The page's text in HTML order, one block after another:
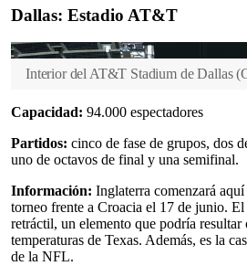
Dallas: Estadio AT&T
Interior del AT&T Stadium de Dallas (
Capacidad: 94.000 espectadores
Partidos: cinco de fase de grupos, dos
uno de octavos de final y una semifinal.
Información: Inglaterra comenzará
torneo frente a Croacia el 17 de junio.
retráctil, un elemento que podría resultar
temperaturas de Texas. Además, es la
de la NFL.